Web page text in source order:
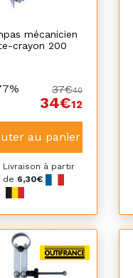
mécanicien
crayon 200
37€40
34€12
au panier
Livraison à partir
de 6,30€